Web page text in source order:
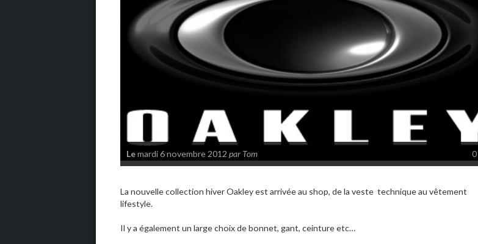
Lemardi 6 novembre 2012 par Tom 0
La nouvelle collection hiver Oakley est arrivée au shop, de la veste technique au vêtement
lifestyle.
Il y a également un large choix de bonnet, gant, ceinture etc…